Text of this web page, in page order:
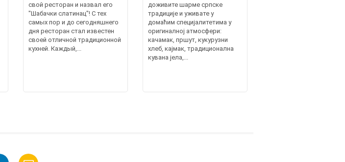
свой ресторан и назвал его
"Шабачки слатинац"! С тех
самых пор и до сегодняшнего
дня ресторан стал известен
своей отличной традиционной
кухней. Каждый,...
доживите шарме српске
традиције и уживате у
домаћим специјалитетима у
оригиналној атмосфери:
качамак, пршут, кукурузни
хлеб, кајмак, традиционална
кувана јела,...